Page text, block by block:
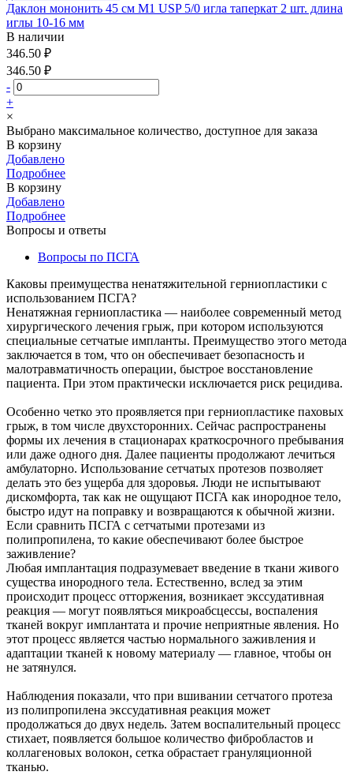
Даклон мононить 45 см М1 USP 5/0 игла таперкат 2 шт. длина
иглы 10-16 мм
В наличии
346.50 ₽
346.50 ₽
-
+
×
Выбрано максимальное количество, доступное для заказа
В корзину
Добавлено
Подробнее
В корзину
Добавлено
Подробнее
Вопросы и ответы
Вопросы по ПСГА
Каковы преимущества ненатяжительной герниопластики с
использованием ПСГА?
Ненатяжная герниопластика — наиболее современный метод
хирургического лечения грыж, при котором используются
специальные сетчатые импланты. Преимущество этого метода
заключается в том, что он обеспечивает безопасность и
малотравматичность операции, быстрое восстановление
пациента. При этом практически исключается риск рецидива.
Особенно четко это проявляется при герниопластике паховых
грыж, в том числе двухсторонних. Сейчас распространены
формы их лечения в стационарах краткосрочного пребывания
или даже одного дня. Далее пациенты продолжают лечиться
амбулаторно. Использование сетчатых протезов позволяет
делать это без ущерба для здоровья. Люди не испытывают
дискомфорта, так как не ощущают ПСГА как инородное тело,
быстро идут на поправку и возвращаются к обычной жизни.
Если сравнить ПСГА с сетчатыми протезами из
полипропилена, то какие обеспечивают более быстрое
заживление?
Любая имплантация подразумевает введение в ткани живого
существа инородного тела. Естественно, вслед за этим
происходит процесс отторжения, возникает экссудативная
реакция — могут появляться микроабсцессы, воспаления
тканей вокруг имплантата и прочие неприятные явления. Но
этот процесс является частью нормального заживления и
адаптации тканей к новому материалу — главное, чтобы он
не затянулся.
Наблюдения показали, что при вшивании сетчатого протеза
из полипропилена экссудативная реакция может
продолжаться до двух недель. Затем воспалительный процесс
стихает, появляется большое количество фибробластов и
коллагеновых волокон, сетка обрастает грануляционной
тканью.